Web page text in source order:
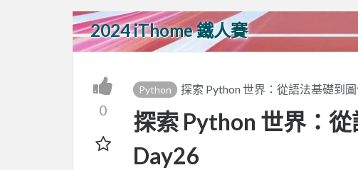
2024 iThome 鐵人賽
0
Python 探索 Python 世界：從語法基礎到
探索 Python 世界：
Day26